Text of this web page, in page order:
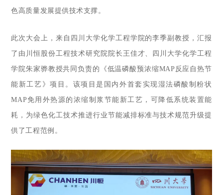
色高质量发展提供技术支撑。
此次大会上，来自四川大学化学工程学院的李季副教授，汇报
了由川恒股份工程技术研究院院长王佳才、四川大学化学工程
学院朱家骅教授共同负责的《低温磷酸预浓缩MAP反应自热节
能新工艺》项目。该项目是国内外首套实现湿法磷酸制粉状
MAP免用外热源的浓缩制浆节能新工艺，可降低系统装置能
耗，为绿色化工技术推进行业节能减排标准与技术规范升级提
供了工程范例。